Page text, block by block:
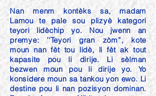
Nan menm kontèks sa, madam
Lamou te pale sou plizyè kategori
teyori lidèchip yo. Nou jwenn an
premye: ’’Teyori gran zòm”, kote
moun nan fèt tou lidè, li fèt ak tout
kapasite pou li dirije. Li sèlman
bezwen moun pou li dirije yo. Yo
konsidere moun sa tankou yon ewo. Li
destine pou li nan pozisyon dominan.